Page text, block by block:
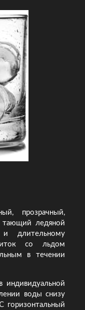
прозрачный,
ледяной
длительному
со льдом
в течении
индивидуальной
воды снизу
горизонтальный